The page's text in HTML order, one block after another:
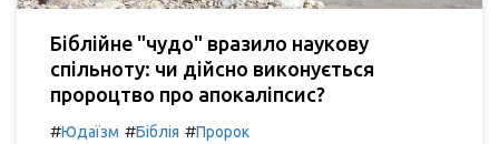
Біблійне "чудо" вразило наукову
спільноту: чи дійсно виконується
пророцтво про апокаліпсис?
#Юдаїзм #Біблія #Пророк